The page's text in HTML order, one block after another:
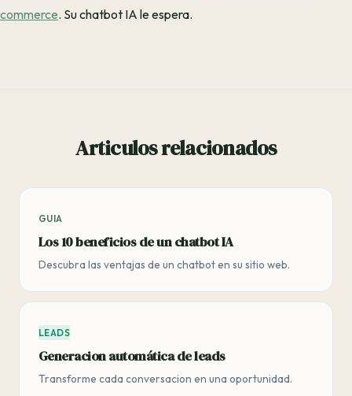
commerce. Su chatbot IA le espera.
Articulos relacionados
GUIA
Los 10 beneficios de un chatbot IA
Descubra las ventajas de un chatbot en su sitio web.
LEADS
Generacion automática de leads
Transforme cada conversacion en una oportunidad.